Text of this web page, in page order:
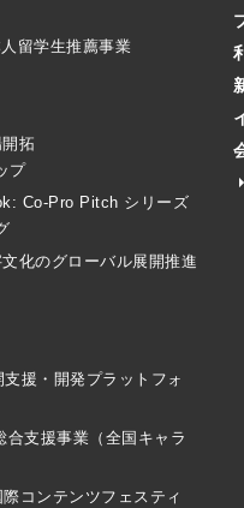
留学生推薦事業
拓
プ
Co-Pro Pitch シリーズ
化のグローバル展開推進
援・開発プラットフォ
合支援事業（全国キャラ
コンテンツフェスティ